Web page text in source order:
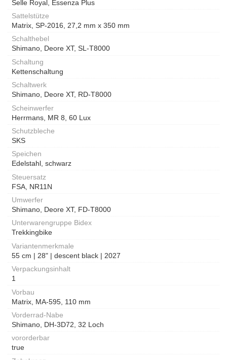
Selle Royal, Essenza Plus
Sattelstütze
Matrix, SP-2016, 27,2 mm x 350 mm
Schalthebel
Shimano, Deore XT, SL-T8000
Schaltung
Kettenschaltung
Schaltwerk
Shimano, Deore XT, RD-T8000
Scheinwerfer
Herrmans, MR 8, 60 Lux
Schutzbleche
SKS
Speichen
Edelstahl, schwarz
Steuersatz
FSA, NR11N
Umwerfer
Shimano, Deore XT, FD-T8000
Unterwarengruppe Bidex
Trekkingbike
Variantenmerkmale
55 cm | 28" | descent black | 2027
Verpackungsinhalt
1
Vorbau
Matrix, MA-595, 110 mm
Vorderrad-Nabe
Shimano, DH-3D72, 32 Loch
vororderbar
true